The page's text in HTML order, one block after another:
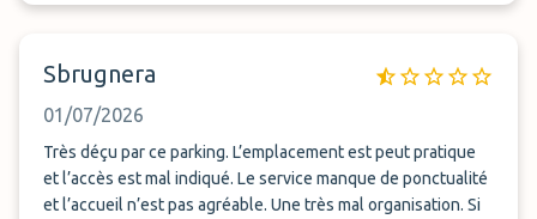
Sbrugnera
01/07/2026
Très déçu par ce parking. L’emplacement est peut pratique
et l’accès est mal indiqué. Le service manque de ponctualité
et l’accueil n’est pas agréable. Une très mal organisation. Si